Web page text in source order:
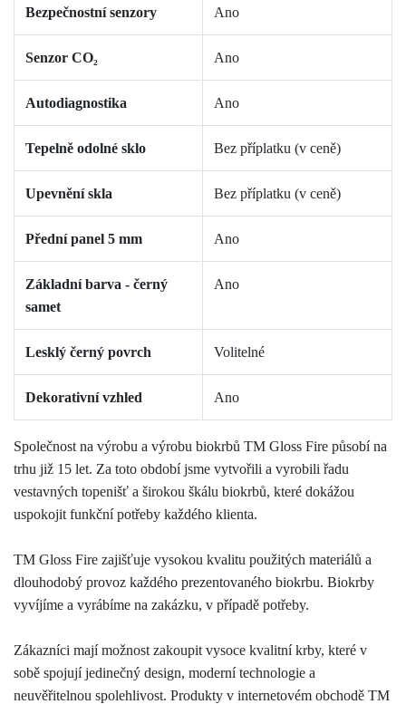
Bezpečnostní senzory Ano
Senzor CO₂ Ano
Autodiagnostika Ano
Tepelně odolné sklo Bez příplatku (v ceně)
Upevnění skla Bez příplatku (v ceně)
Přední panel 5 mm Ano
Základní barva - černý
samet
Ano
Lesklý černý povrch Volitelné
Dekorativní vzhled Ano
Společnost na výrobu a výrobu biokrbů TM Gloss Fire působí na
trhu již 15 let. Za toto období jsme vytvořili a vyrobili řadu
vestavných topenišť a širokou škálu biokrbů, které dokážou
uspokojit funkční potřeby každého klienta.
TM Gloss Fire zajišťuje vysokou kvalitu použitých materiálů a
dlouhodobý provoz každého prezentovaného biokrbu. Biokrby
vyvíjíme a vyrábíme na zakázku, v případě potřeby.
Zákazníci mají možnost zakoupit vysoce kvalitní krby, které v
sobě spojují jedinečný design, moderní technologie a
neuvěřitelnou spolehlivost. Produkty v internetovém obchodě TM